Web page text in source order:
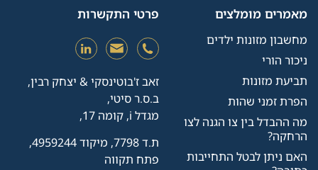
מאמרים מומלצים
מחשבון מזונות ילדים
ניכור הורי
תביעת מזונות
הפרת זמני שהות
מה ההבדל בין צו הגנה לצו
הרחקה?
האם ניתן לבטל התחייבות
פרטי התקשרות
זאב ז'בוטינסקי & יצחק רבין,
ב.ס.ר סיטי,
מגדל i, קומה 17,
ת.ד 7798, מיקוד 4959244,
פתח תקווה